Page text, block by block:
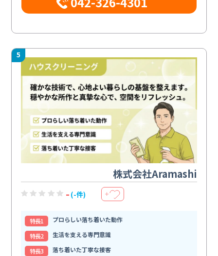
5
株式会社Aramashi
- (-件) ＋
特⻑1
プロらしい落ち着いた動作
特⻑2
生活を支える専門意識
特⻑3
落ち着いた丁寧な接客